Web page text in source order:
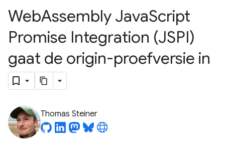
WebAssembly JavaScript
Promise Integration (JSPI)
gaat de origin-proefversie in
Thomas Steiner